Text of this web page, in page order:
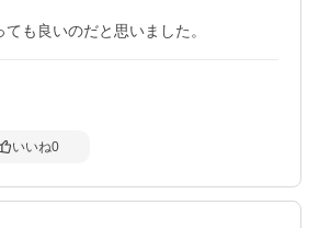
も良いのだと思いました。
いいね0